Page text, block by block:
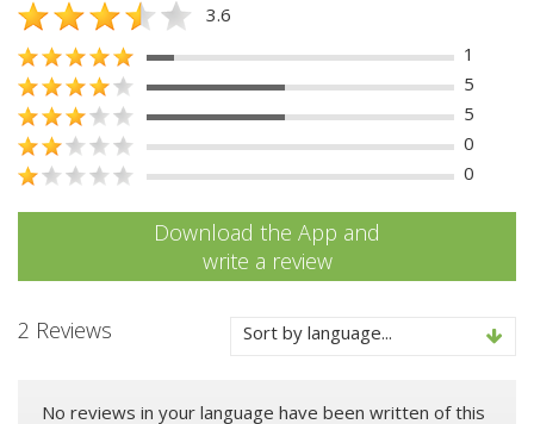
3.6
1
5
5
0
0
Download the App and
write a review
2 Reviews Sort by language...
No reviews in your language have been written of this